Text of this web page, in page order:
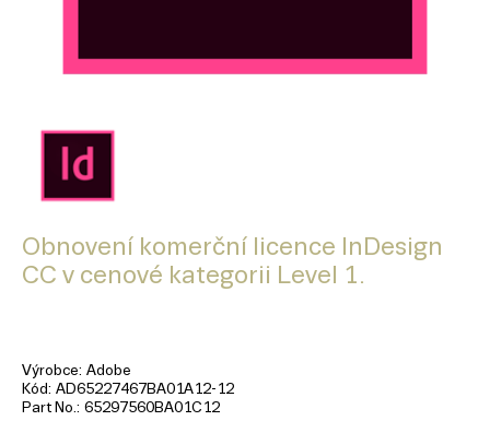
Obnovení komerční licence InDesign
CC v cenové kategorii Level 1.
Výrobce Adobe
Kód AD65227467BA01A12-12
Part No. 65297560BA01C12